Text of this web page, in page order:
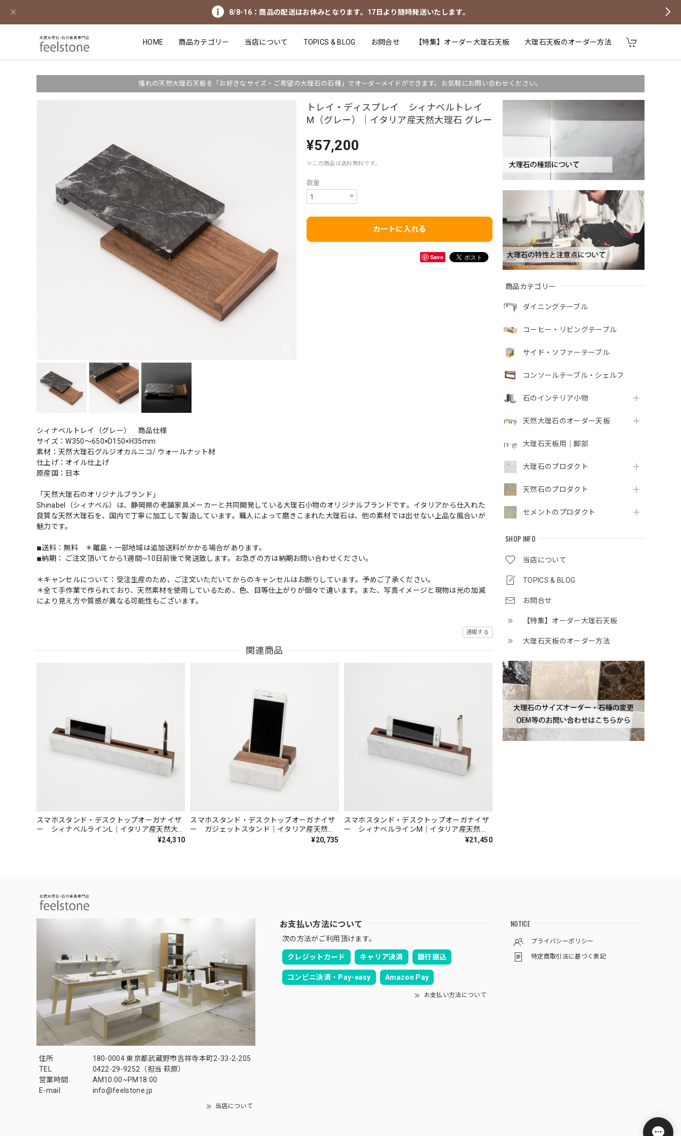
8/8-16：商品の配送はお休みとなります。17日より随時発送いたします。
HOME 商品カテゴリー 当店について TOPICS & BLOG お問合せ 【特集】オーダー大理石天板 大理石天板のオーダー方法
憧れの天然大理石天板を「お好きなサイズ・ご希望の大理石の石種」でオーダーメイドができます。お気軽にお問い合わせください。
商品カテゴリー
ダイニングテーブル
コーヒー・リビングテーブル
サイド・ソファーテーブル
コンソールテーブル・シェルフ
石のインテリア小物
天然大理石のオーダー天板
大理石天板用｜脚部
大理石のプロダクト
天然石のプロダクト
セメントのプロダクト
SHOP INFO
当店について
TOPICS & BLOG
お問合せ
【特集】オーダー大理石天板
大理石天板のオーダー方法
トレイ・ディスプレイ シィナベルトレイ
M（グレー）｜イタリア産天然大理石 グレー
¥57,200
※この商品は送料無料です。
数量
カートに入れる
Save
シィナベルトレイ（グレー） 商品仕様
サイズ：W350～650×D150×H35mm
素材：天然大理石グルジオカルニコ/ ウォールナット材
仕上げ：オイル仕上げ
原産国：日本
「天然大理石のオリジナルブランド」
Shinabel（シィナベル）は、静岡県の老舗家具メーカーと共同開発している大理石小物のオリジナルブランドです。イタリアから仕入れた
良質な天然大理石を、国内で丁寧に加工して製造しています。職人によって磨きこまれた大理石は、他の素材では出せない上品な風合いが
魅力です。
◾︎送料：無料 ＊離島・一部地域は追加送料がかかる場合があります。
◾︎納期： ご注文頂いてから1週間~10日前後で発送致します。お急ぎの方は納期お問い合わせください。
＊キャンセルについて：受注生産のため、ご注文いただいてからのキャンセルはお断りしています。予めご了承ください。
＊全て手作業で作られており、天然素材を使用しているため、色、目等仕上がりが個々で違います。また、写真イメージと現物は光の加減
により見え方や質感が異なる可能性もございます。
通報する
関連商品
スマホスタンド・デスクトップオーガナイザ
ー シィナベルラインL｜イタリア産天然大
¥24,310
スマホスタンド・デスクトップオーガナイザ
ー ガジェットスタンド｜イタリア産天然大
¥20,735
スマホスタンド・デスクトップオーガナイザ
ー シィナベルラインM｜イタリア産天然大
¥21,450
住所
180-0004 東京都武蔵野市吉祥寺本町2-33-2-205
TEL
0422-29-9252 （担当 萩原）
営業時間
AM10:00~PM18:00
E-mail
info@feelstone.jp
当店について
お支払い方法について
次の方法がご利用頂けます。
クレジットカード キャリア決済 銀行振込
コンビニ決済・Pay-easy Amazon Pay
お支払い方法について
NOTICE
プライバシーポリシー
特定商取引法に基づく表記